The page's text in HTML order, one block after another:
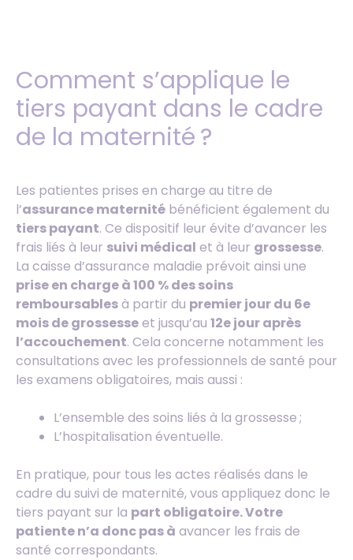
Comment s’applique le
tiers payant dans le cadre
de la maternité ?
Les patientes prises en charge au titre de
l’assurance maternité bénéficient également du
tiers payant. Ce dispositif leur évite d’avancer les
frais liés à leur suivi médical et à leur grossesse.
La caisse d’assurance maladie prévoit ainsi une
prise en charge à 100 % des soins
remboursablesà partir du premier jour du 6e
mois de grossesseet jusqu’au 12e jour après
l’accouchement. Cela concerne notamment les
consultations avec les professionnels de santé pour
les examens obligatoires, mais aussi :
L’ensemble des soins liés à la grossesse ;
L’hospitalisation éventuelle.
En pratique, pour tous les actes réalisés dans le
cadre du suivi de maternité, vous appliquez donc le
tiers payant sur la part obligatoire. Votre
patiente n’a donc pas à avancer les frais de
santé correspondants.